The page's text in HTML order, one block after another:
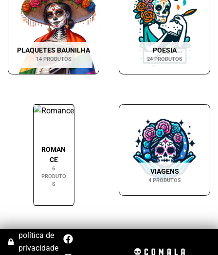
PLAQUETES BAUNILHA
14 PRODUTOS
POESIA
24 PRODUTOS
ROMAN
CE
6
PRODUTO
S
VIAGENS
4 PRODUTOS
política de
privacidade
F
a
I
n